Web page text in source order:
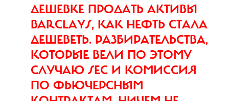
ДЕШЕВКЕ ПРОДАТЬ АКТИВЫ
BARCLAYS, КАК НЕФТЬ СТАЛА
ДЕШЕВЕТЬ. РАЗБИРАТЕЛЬСТВА,
КОТОРЫЕ ВЕЛИ ПО ЭТОМУ
СЛУЧАЮ SEC И КОМИССИЯ
ПО ФЬЮЧЕРСНЫМ